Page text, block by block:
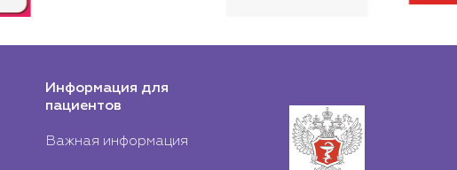
Информация для
пациентов
Важная информация